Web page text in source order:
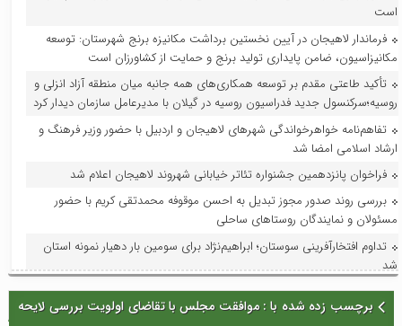
است
فرماندار لاهیجان در آیین نخستین برداشت مکانیزه برنج شهرستان: توسعه
مکانیزاسیون، ضامن پایداری تولید برنج و حمایت از کشاورزان است
تأکید طاعتی مقدم بر توسعه همکاری‌های همه جانبه میان منطقه آزاد انزلی و
روسیه؛سرکنسول جدید فدراسیون روسیه در گیلان با مدیرعامل سازمان دیدار کرد
تفاهم‌نامه خواهرخواندگی شهرهای لاهیجان و اردبیل با حضور وزیر فرهنگ و
ارشاد اسلامی امضا شد
فراخوان پانزدهمین جشنواره تئاتر خیابانی شهروند لاهیجان اعلام شد
بررسی روند صدور مجوز تبدیل به احسن موقوفه محمدتقی کریم با حضور
مسئولان و نمایندگان روستاهای ساحلی
تداوم افتخارآفرینی سوستان؛ ابراهیم‌نژاد برای سومین بار دهیار نمونه استان
شد
فرماندار لاهیجان در جلسه هماهنگی جشنواره رسانه‌ای چای:جشنواره رسانه‌ای
چای، فرصتی برای تقویت برند لاهیجان و فرهنگ مصرف چای ایرانی است
برچسب زده شده با : موافقت مجلس با تقاضای اولویت بررسی لایحه